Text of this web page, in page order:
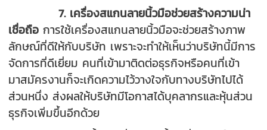
7. เครื่องสแกนลายนิ้วมือช่วยสร้างความน่า
เชื่อถือ การใช้เครื่องสแกนลายนิ้วมือจะช่วยสร้างภาพ
ลักษณ์ที่ดีให้กับบริษัท เพราะจะทำให้เห็นว่าบริษัทนี้มีการ
จัดการที่ดีเยี่ยม คนที่เข้ามาติดต่อธุรกิจหรือคนที่เข้า
มาสมัครงานก็จะเกิดความไว้วางใจกับทางบริษัทไปได้
ส่วนหนึ่ง ส่งผลให้บริษัทมีโอกาสได้บุคลากรและหุ้นส่วน
ธุรกิจเพิ่มขึ้นอีกด้วย